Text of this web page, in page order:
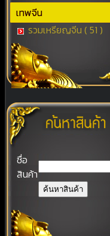
เทพจีน
รวมเหรียญจีน ( 51 )
ชื่อ
สินค้า